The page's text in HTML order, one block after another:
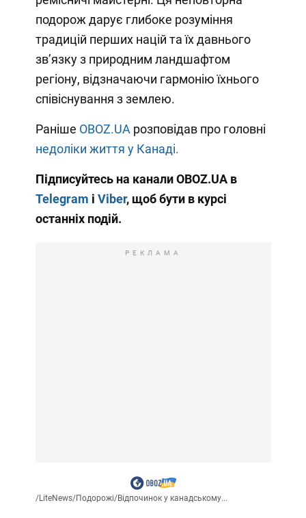
подорож дарує глибоке розуміння
традицій перших націй та їх давнього
зв’язку з природним ландшафтом
регіону, відзначаючи гармонію їхнього
співіснування з землею.
Раніше OBOZ.UA розповідав про головні
недоліки життя у Канаді.
Підписуйтесь на канали OBOZ.UA в
Telegram і Viber, щоб бути в курсі
останніх подій.
РЕКЛАМА
/LiteNews/Подорожі/Відпочинок у канадському...